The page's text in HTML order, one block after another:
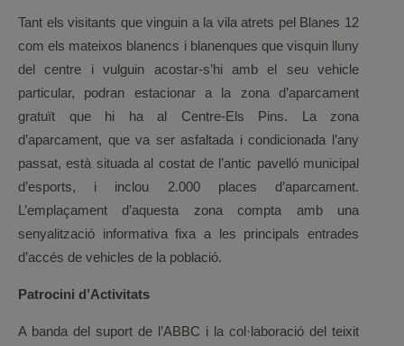
Tant els visitants que vinguin a la vila atrets pel Blanes 12
com els mateixos blanencs i blanenques que visquin lluny
del centre i vulguin acostar-s’hi amb el seu vehicle
particular, podran estacionar a la zona d’aparcament
gratuït que hi ha al Centre-Els Pins. La zona
d’aparcament, que va ser asfaltada i condicionada l’any
passat, està situada al costat de l’antic pavelló municipal
d’esports, i inclou 2.000 places d’aparcament.
L’emplaçament d’aquesta zona compta amb una
senyalització informativa fixa a les principals entrades
d’accés de vehicles de la població.
Patrocini d’Activitats
A banda del suport de l’ABBC i la col·laboració del teixit